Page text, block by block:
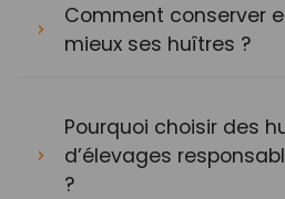
Comment conserver
mieux ses huîtres ?
Pourquoi choisir des
d’élevages
?